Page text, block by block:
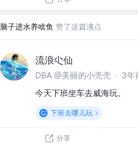
脑子进水养啥鱼 赞了这篇沸点
流浪尐仙
DBA @美丽的小壳壳 · 3年
今天下班坐车去威海玩。
下班去哪儿玩
分享